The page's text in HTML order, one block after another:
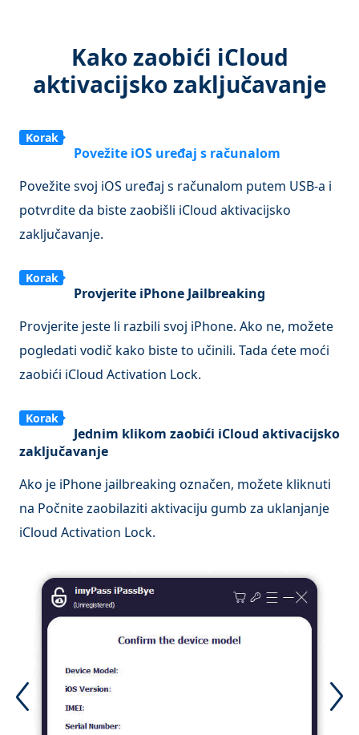
Kako zaobići iCloud
aktivacijsko zaključavanje
Korak
Povežite iOS uređaj s računalom
Povežite svoj iOS uređaj s računalom putem USB-a i
potvrdite da biste zaobišli iCloud aktivacijsko
zaključavanje.
Korak
Provjerite iPhone Jailbreaking
Provjerite jeste li razbili svoj iPhone. Ako ne, možete
pogledati vodič kako biste to učinili. Tada ćete moći
zaobići iCloud Activation Lock.
Korak
Jednim klikom zaobići iCloud aktivacijsko
zaključavanje
Ako je iPhone jailbreaking označen, možete kliknuti
na Počnite zaobilaziti aktivaciju gumb za uklanjanje
iCloud Activation Lock.